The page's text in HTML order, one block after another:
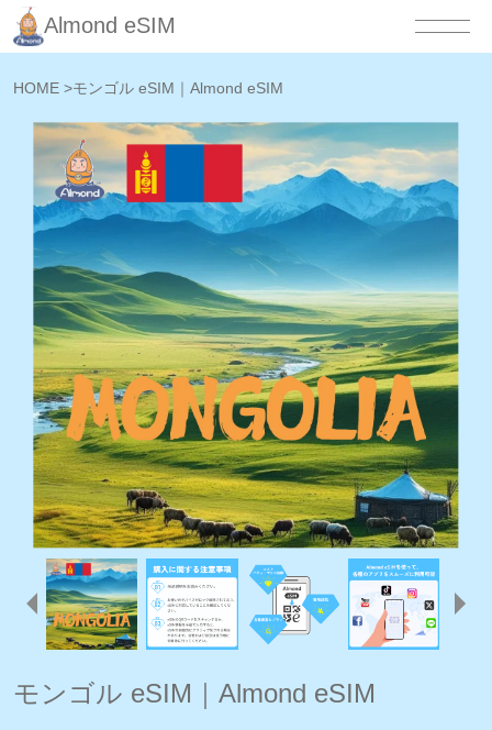
Almond eSIM
HOME >モンゴル eSIM｜Almond eSIM
モンゴル eSIM｜Almond eSIM